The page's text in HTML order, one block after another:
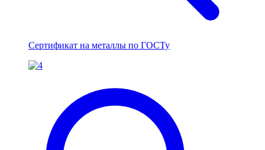
Сертификат на металлы по ГОСТу